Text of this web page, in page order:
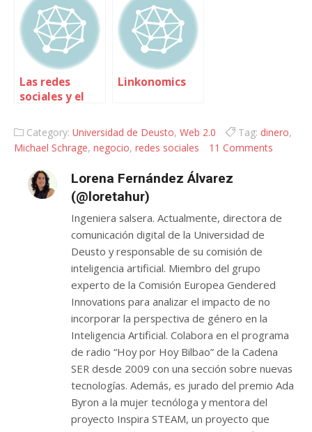
Las redes
sociales y el
calles al
ordenador o
del ordenador
a las calles?
Linkonomics
Category: Universidad de Deusto, Web 2.0 Tag: dinero,
Michael Schrage, negocio, redes sociales 11 Comments
Lorena Fernández Álvarez
(@loretahur)
Ingeniera salsera. Actualmente, directora de
comunicación digital de la Universidad de
Deusto y responsable de su comisión de
inteligencia artificial. Miembro del grupo
experto de la Comisión Europea Gendered
Innovations para analizar el impacto de no
incorporar la perspectiva de género en la
Inteligencia Artificial. Colabora en el programa
de radio “Hoy por Hoy Bilbao” de la Cadena
SER desde 2009 con una sección sobre nuevas
tecnologías. Además, es jurado del premio Ada
Byron a la mujer tecnóloga y mentora del
proyecto Inspira STEAM, un proyecto que